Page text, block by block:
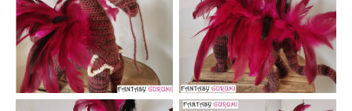
Aucune légende Aucune légende